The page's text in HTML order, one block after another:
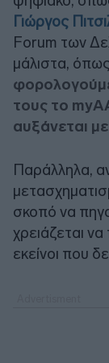
Γιώργος
Forum των
μάλιστα,
τους το
αυξάνεται
Παράλληλα,
σκοπό να
χρειάζεται
εκείνοι που